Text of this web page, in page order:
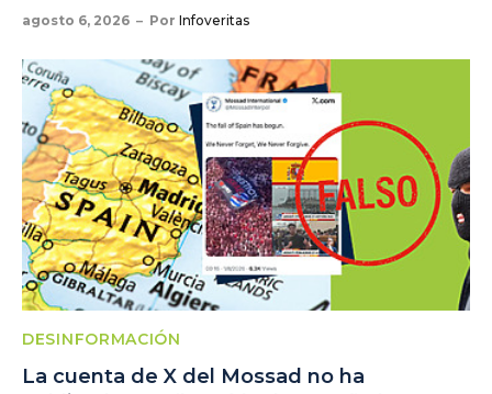
agosto 6, 2026 Por Infoveritas
DESINFORMACIÓN
La cuenta de X del Mossad no ha